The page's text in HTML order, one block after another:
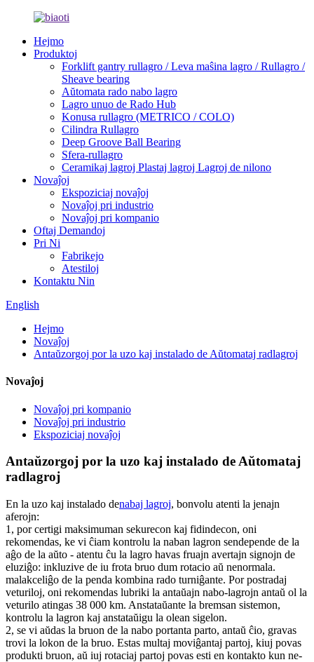
Hejmo
Produktoj
Forklift gantry rullagro / Leva maŝina lagro / Rullagro /
Sheave bearing
Aŭtomata rado nabo lagro
Lagro unuo de Rado Hub
Konusa rullagro (METRICO / COLO)
Cilindra Rullagro
Deep Groove Ball Bearing
Sfera-rullagro
Ceramikaj lagroj Plastaj lagroj Lagroj de nilono
Novaĵoj
Ekspoziciaj novaĵoj
Novaĵoj pri industrio
Novaĵoj pri kompanio
Oftaj Demandoj
Pri Ni
Fabrikejo
Atestiloj
Kontaktu Nin
English
Hejmo
Novaĵoj
Antaŭzorgoj por la uzo kaj instalado de Aŭtomataj radlagroj
Novaĵoj
Novaĵoj pri kompanio
Novaĵoj pri industrio
Ekspoziciaj novaĵoj
Antaŭzorgoj por la uzo kaj instalado de Aŭtomataj
radlagroj
En la uzo kaj instalado denabaj lagroj, bonvolu atenti la jenajn
aferojn:
1, por certigi maksimuman sekurecon kaj fidindecon, oni
rekomendas, ke vi ĉiam kontrolu la naban lagron sendepende de la
aĝo de la aŭto - atentu ĉu la lagro havas fruajn avertajn signojn de
eluziĝo: inkluzive de iu frota bruo dum rotacio aŭ nenormala.
malakceliĝo de la penda kombina rado turniĝante. Por postradaj
veturiloj, oni rekomendas lubriki la antaŭajn nabo-lagrojn antaŭ ol la
veturilo atingas 38 000 km. Anstataŭante la bremsan sistemon,
kontrolu la lagron kaj anstataŭigu la olean sigelon.
2, se vi aŭdas la bruon de la nabo portanta parto, antaŭ ĉio, gravas
trovi la lokon de la bruo. Estas multaj moviĝantaj partoj, kiuj povas
produkti bruon, aŭ iuj rotaciaj partoj povas esti en kontakto kun ne-